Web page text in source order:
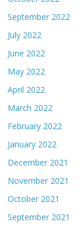
September 2022
July 2022
June 2022
May 2022
April 2022
March 2022
February 2022
January 2022
December 2021
November 2021
October 2021
September 2021